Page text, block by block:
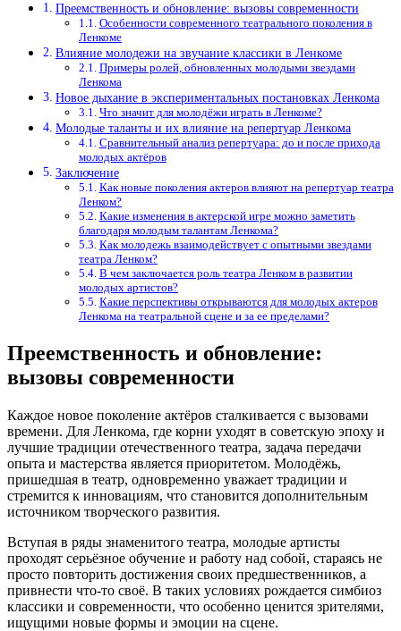
Преемственность и обновление: вызовы современности
Особенности современного театрального поколения в
Ленкоме
Влияние молодежи на звучание классики в Ленкоме
Примеры ролей, обновленных молодыми звездами
Ленкома
Новое дыхание в экспериментальных постановках Ленкома
Что значит для молодёжи играть в Ленкоме?
Молодые таланты и их влияние на репертуар Ленкома
Сравнительный анализ репертуара: до и после прихода
молодых актёров
Заключение
Как новые поколения актеров влияют на репертуар театра
Ленком?
Какие изменения в актерской игре можно заметить
благодаря молодым талантам Ленкома?
Как молодежь взаимодействует с опытными звездами
театра Ленком?
В чем заключается роль театра Ленком в развитии
молодых артистов?
Какие перспективы открываются для молодых актеров
Ленкома на театральной сцене и за ее пределами?
Преемственность и обновление:
вызовы современности
Каждое новое поколение актёров сталкивается с вызовами
времени. Для Ленкома, где корни уходят в советскую эпоху и
лучшие традиции отечественного театра, задача передачи
опыта и мастерства является приоритетом. Молодёжь,
пришедшая в театр, одновременно уважает традиции и
стремится к инновациям, что становится дополнительным
источником творческого развития.
Вступая в ряды знаменитого театра, молодые артисты
проходят серьёзное обучение и работу над собой, стараясь не
просто повторить достижения своих предшественников, а
привнести что-то своё. В таких условиях рождается симбиоз
классики и современности, что особенно ценится зрителями,
ищущими новые формы и эмоции на сцене.